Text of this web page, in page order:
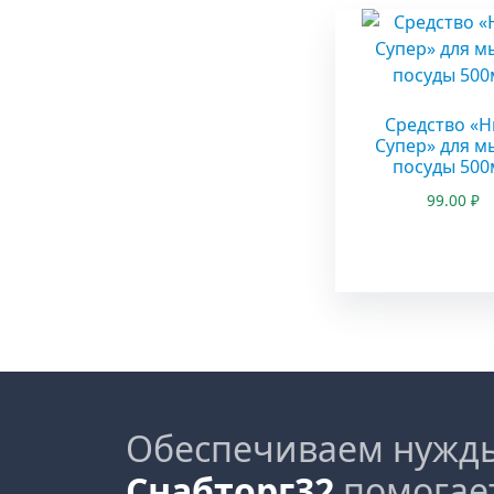
Средство
Супер» для
посуды
99.00 ₽
Обеспечиваем